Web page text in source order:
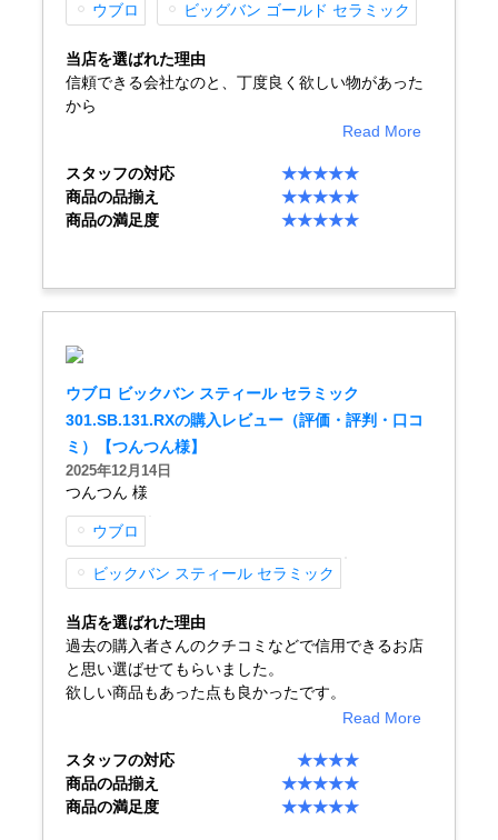
スタッフフォト
求人情報
買取サロン
GINZA RASIN公式ブログ
WEBマガジン 買取ブログ
SNS・動画
For Overseas Customers
ウブロ ビッグバン ゴールド セラミック
当店を選ばれた理由
信頼できる会社なのと、丁度良く欲しい物があった
から
Read More
スタッフの対応
★★★★★
商品の品揃え
★★★★★
商品の満足度
★★★★★
ウブロ ビックバン スティール セラミック
301.SB.131.RXの購入レビュー（評価・評判・口コ
ミ）【つんつん様】
2025年12月14日
つんつん 様
ウブロ
ビックバン スティール セラミック
当店を選ばれた理由
過去の購入者さんのクチコミなどで信用できるお店
と思い選ばせてもらいました。
欲しい商品もあった点も良かったです。
Read More
スタッフの対応
★★★★
商品の品揃え
★★★★★
商品の満足度
★★★★★